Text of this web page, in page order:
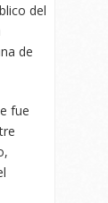
del
de
fue